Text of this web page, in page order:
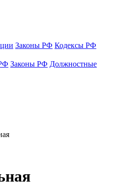
Законы РФ Кодексы РФ
Законы РФ Должностные